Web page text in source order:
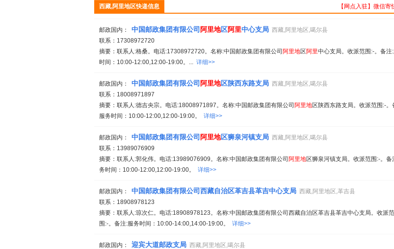
【网点入驻】微信
西藏,阿里地区快递信息
邮政国内： 中国邮政集团有限公司 阿里地区阿里中心支局 西藏,阿里地区,噶尔县
联系：17308972720
摘要：联系人:格桑。电话:17308972720。名称:中国邮政集团有限公司 阿里地区阿里中心支局。收派范围:-。备注
时间：10:00-12:00,12:00-19:00。... 详细>>
邮政国内： 中国邮政集团有限公司 阿里地区陕西东路支局 西藏,阿里地区,噶尔县
联系：18008971897
摘要：联系人:德吉央宗。电话:18008971897。名称:中国邮政集团有限公司 阿里地区陕西东路支局。收派范围:-。
服务时间：10:00-12:00,12:00-19:00。 详细>>
邮政国内： 中国邮政集团有限公司 阿里地区狮泉河镇支局 西藏,阿里地区,噶尔县
联系：13989076909
摘要：联系人:郭化伟。电话:13989076909。名称:中国邮政集团有限公司 阿里地区狮泉河镇支局。收派范围:-。备
务时间：10:00-12:00,12:00-19:00。 详细>>
邮政国内： 中国邮政集团有限公司西藏自治区革吉县革吉中心支局 西藏,阿里地区,革吉县
联系：18908978123
摘要：联系人:琼次仁。电话:18908978123。名称:中国邮政集团有限公司西藏自治区革吉县革吉中心支局。收派范
围:-。备注:服务时间：10:00-14:00,14:00-19:00。 详细>>
邮政国内： 迎宾大道邮政支局 西藏,阿里地区,噶尔县